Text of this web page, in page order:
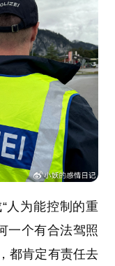
人为能控制的重
一个有合法驾照
都肯定有责任去